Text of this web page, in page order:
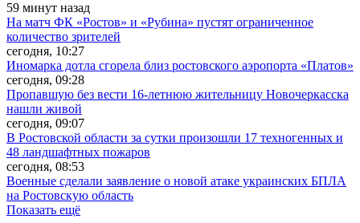
59 минут назад
На матч ФК «Ростов» и «Рубина» пустят ограниченное
количество зрителей
сегодня, 10:27
Иномарка дотла сгорела близ ростовского аэропорта «Платов»
сегодня, 09:28
Пропавшую без вести 16-летнюю жительницу Новочеркасска
нашли живой
сегодня, 09:07
В Ростовской области за сутки произошли 17 техногенных и
48 ландшафтных пожаров
сегодня, 08:53
Военные сделали заявление о новой атаке украинских БПЛА
на Ростовскую область
Показать ещё